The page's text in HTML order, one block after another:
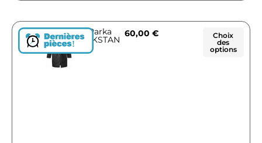
!
Parka
ZAKSTAN
60,00 €
Choix
des
options